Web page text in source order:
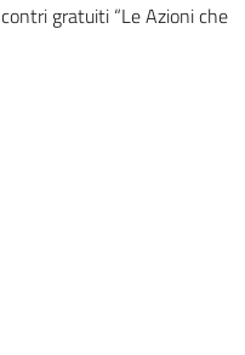
gratuiti “Le Azioni che